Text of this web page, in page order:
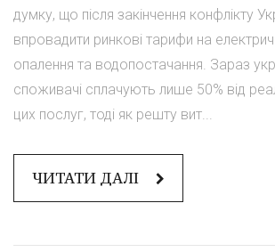
думку, що після закінчення конфлікту
впровадити ринкові тарифи на
опалення та водопостачання. Зараз
споживачі сплачують лише 50% від
цих послуг, тоді як решту вит...
ЧИТАТИ ДАЛІ